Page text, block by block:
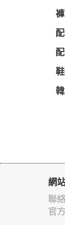
網
聯
官